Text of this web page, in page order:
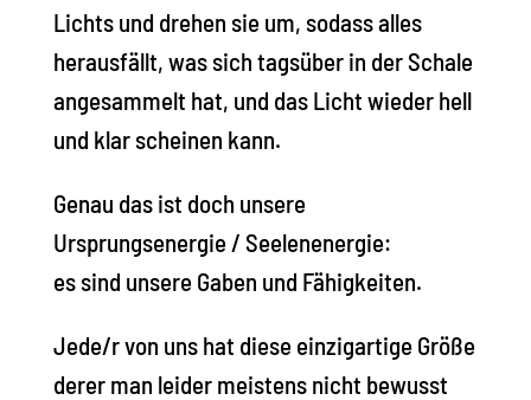
Lichts und drehen sie um, sodass alles
herausfällt, was sich tagsüber in der Schale
angesammelt hat, und das Licht wieder hell
und klar scheinen kann.
Genau das ist doch unsere
Ursprungsenergie / Seelenenergie:
es sind unsere Gaben und Fähigkeiten.
Jede/r von uns hat diese einzigartige Größe
derer man leider meistens nicht bewusst